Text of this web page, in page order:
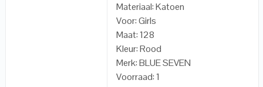
Materiaal: Katoen
Voor: Girls
Maat: 128
Kleur: Rood
Merk: BLUE SEVEN
Voorraad: 1